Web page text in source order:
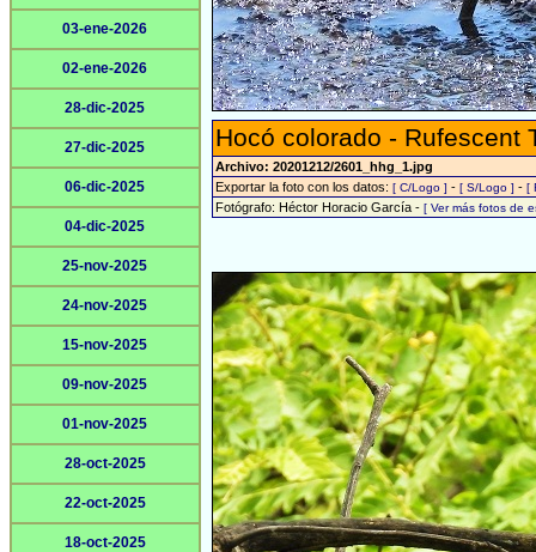
03-ene-2026
02-ene-2026
28-dic-2025
27-dic-2025
06-dic-2025
04-dic-2025
25-nov-2025
24-nov-2025
15-nov-2025
09-nov-2025
01-nov-2025
28-oct-2025
22-oct-2025
18-oct-2025
Hocó colorado - Rufescent
Archivo: 20201212/2601_hhg_1.jpg
Exportar la foto con los datos: [ C/Logo ] - [ S/Logo ] - [
Fotógrafo: Héctor Horacio García - [ Ver más fotos de